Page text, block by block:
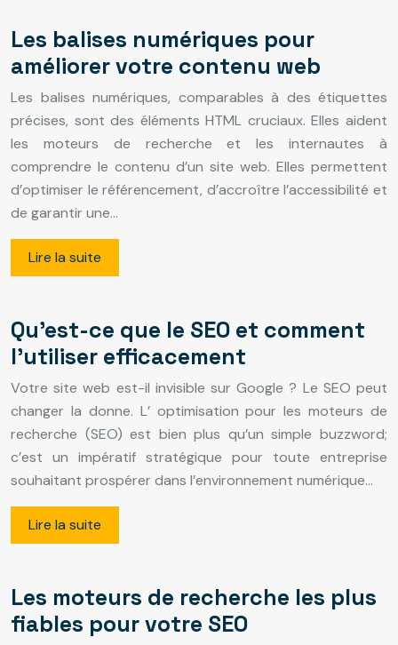
Les balises numériques pour
améliorer votre contenu web
Les balises numériques, comparables à des étiquettes
précises, sont des éléments HTML cruciaux. Elles aident
les moteurs de recherche et les internautes à
comprendre le contenu d’un site web. Elles permettent
d’optimiser le référencement, d’accroître l’accessibilité et
de garantir une…
Lire la suite
Qu’est-ce que le SEO et comment
l’utiliser efficacement
Votre site web est-il invisible sur Google ? Le SEO peut
changer la donne. L’ optimisation pour les moteurs de
recherche (SEO) est bien plus qu’un simple buzzword;
c’est un impératif stratégique pour toute entreprise
souhaitant prospérer dans l’environnement numérique…
Lire la suite
Les moteurs de recherche les plus
fiables pour votre SEO